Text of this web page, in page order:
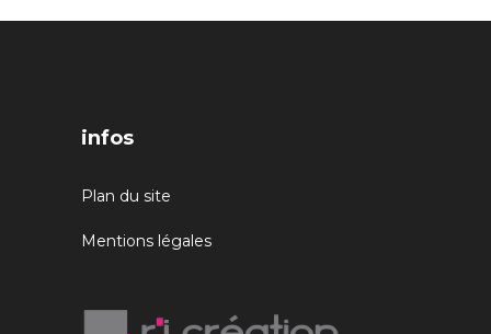
infos
Plan du site
Mentions légales